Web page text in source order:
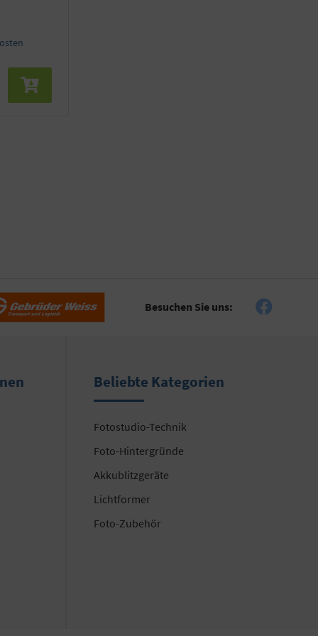
Besuchen Sie uns:
Beliebte Kategorien
Fotostudio-Technik
Foto-Hintergründe
Akkublitzgeräte
Lichtformer
Foto-Zubehör